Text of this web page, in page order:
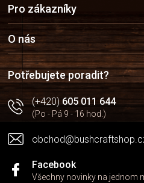
d
a
c
í
p
r
k
y
ý
s
a
t
í
Pro zákazníky
O nás
Potřebujete poradit?
(+420)605 011 644
(Po - Pá 9 - 16 hod.)
Facebook
Všechny novinky na jednom